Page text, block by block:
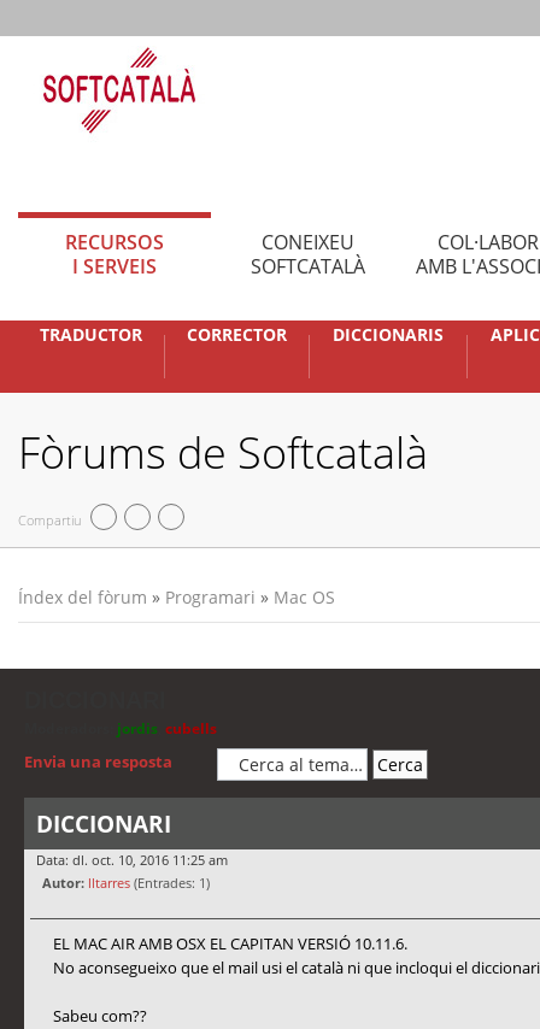
RECURSOS
I SERVEIS
CONEIXEU
SOFTCATALÀ
AMB
TRADUCTOR CORRECTOR DICCIONARIS
Fòrums de Softcatalà
Compartiu
Índex del fòrum » Programari » Mac OS
jordis cubells
Envia una resposta
DICCIONARI
Data: dl. oct. 10, 2016 11:25 am
Autor: lltarres (Entrades: 1)
EL MAC AIR AMB OSX EL CAPITAN VERSIÓ 10.11.6.
No aconsegueixo que el mail usi el català ni que incloqui el
Sabeu com??